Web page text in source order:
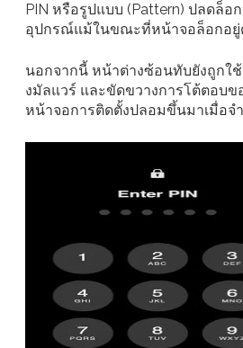
PIN หรือรูปแบบ (Pattern) ปลดล็
อุปกรณ์แม้ในขณะที่หน้าจอล็อกอยู่
นอกจากนี้ หน้าต่างซ้อนทับยังถูกใ
งมัลแวร์ และขัดขวางการโต้ตอบข
หน้าจอการติดตั้งปลอมขึ้นมาเมื่อจ